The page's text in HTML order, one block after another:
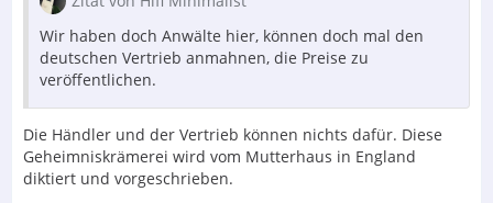
Wir haben doch Anwälte hier, können doch mal den
deutschen Vertrieb anmahnen, die Preise zu
veröffentlichen.
Die Händler und der Vertrieb können nichts dafür. Diese
Geheimniskrämerei wird vom Mutterhaus in England
diktiert und vorgeschrieben.